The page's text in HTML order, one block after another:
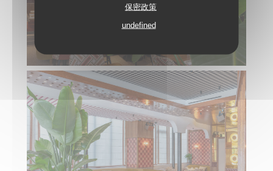
保密政策
undefined
AUX COULEURS DU SOLEIL ITALIEN CHEZ